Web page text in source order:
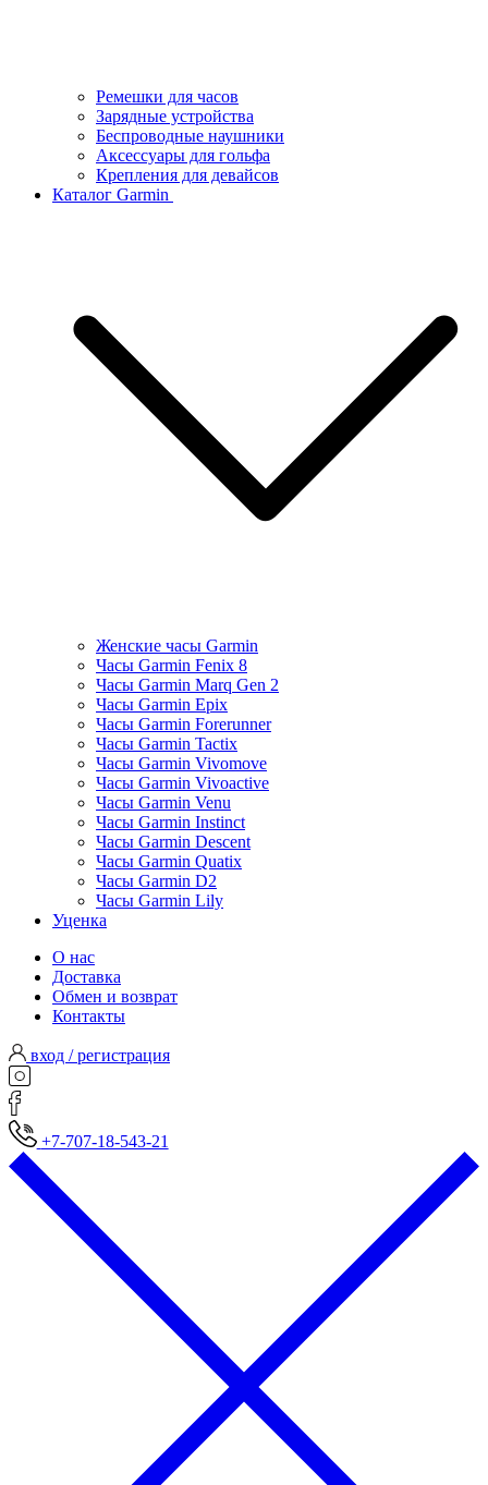
Ремешки для часов
Зарядные устройства
Беспроводные наушники
Аксессуары для гольфа
Крепления для девайсов
Каталог Garmin
Женские часы Garmin
Часы Garmin Fenix 8
Часы Garmin Marq Gen 2
Часы Garmin Epix
Часы Garmin Forerunner
Часы Garmin Tactix
Часы Garmin Vivomove
Часы Garmin Vivoactive
Часы Garmin Venu
Часы Garmin Instinct
Часы Garmin Descent
Часы Garmin Quatix
Часы Garmin D2
Часы Garmin Lily
Уценка
О нас
Доставка
Обмен и возврат
Контакты
вход / регистрация
+7-707-18-543-21